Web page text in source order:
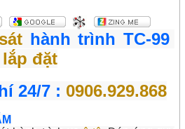
hành trình TC-99
lắp đặt
24/7 : 0906.929.868